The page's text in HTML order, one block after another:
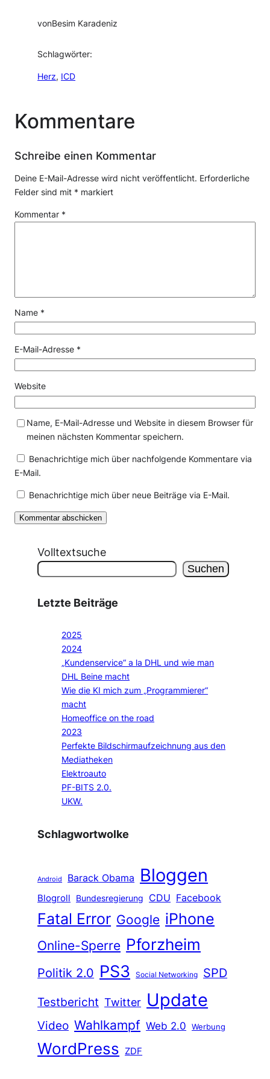
vonBesim Karadeniz
Schlagwörter:
Herz, ICD
Kommentare
Schreibe einen Kommentar
Deine E-Mail-Adresse wird nicht veröffentlicht. Erforderliche
Felder sind mit * markiert
Kommentar *
Name *
E-Mail-Adresse *
Website
Name, E-Mail-Adresse und Website in diesem Browser für
meinen nächsten Kommentar speichern.
Benachrichtige mich über nachfolgende Kommentare via
E-Mail.
Benachrichtige mich über neue Beiträge via E-Mail.
Volltextsuche
Suchen
Letzte Beiträge
2025
2024
„Kundenservice“ a la DHL und wie man
DHL Beine macht
Wie die KI mich zum „Programmierer“
macht
Homeoffice on the road
2023
Perfekte Bildschirmaufzeichnung aus den
Mediatheken
Elektroauto
PF-BITS 2.0.
UKW.
Schlagwortwolke
Android Barack Obama Bloggen
Blogroll Bundesregierung CDU Facebook
Fatal Error Google iPhone
Online-Sperre Pforzheim
Politik 2.0 PS3 Social Networking
SPD
Testbericht Twitter Update
Video Wahlkampf Web 2.0 Werbung
WordPress ZDF